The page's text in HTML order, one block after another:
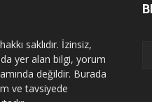
saklıdır. İzinsiz,
yer alan bilgi, yorum
değildir. Burada
ve tavsiyede